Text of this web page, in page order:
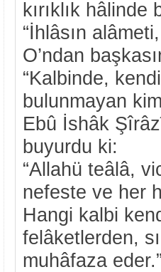
kırıklık hâlinde
“İhlâsın
O’ndan
“Kalbinde,
bulunmayan
Ebû İshâk
buyurdu ki:
“Allahü teâlâ,
nefeste ve her
Hangi kalbi
felâketlerden,
muhâfaza eder.”